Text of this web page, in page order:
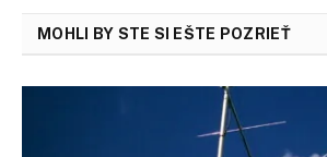
MOHLI BY STE SI EŠTE POZRIEŤ